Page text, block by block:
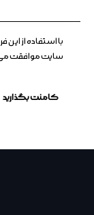
با استفاده از
سایت موافقت